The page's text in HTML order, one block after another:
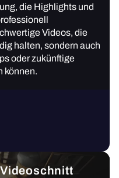
die Highlights und
Videos, die
halten, sondern auch
oder zukünftige
können.